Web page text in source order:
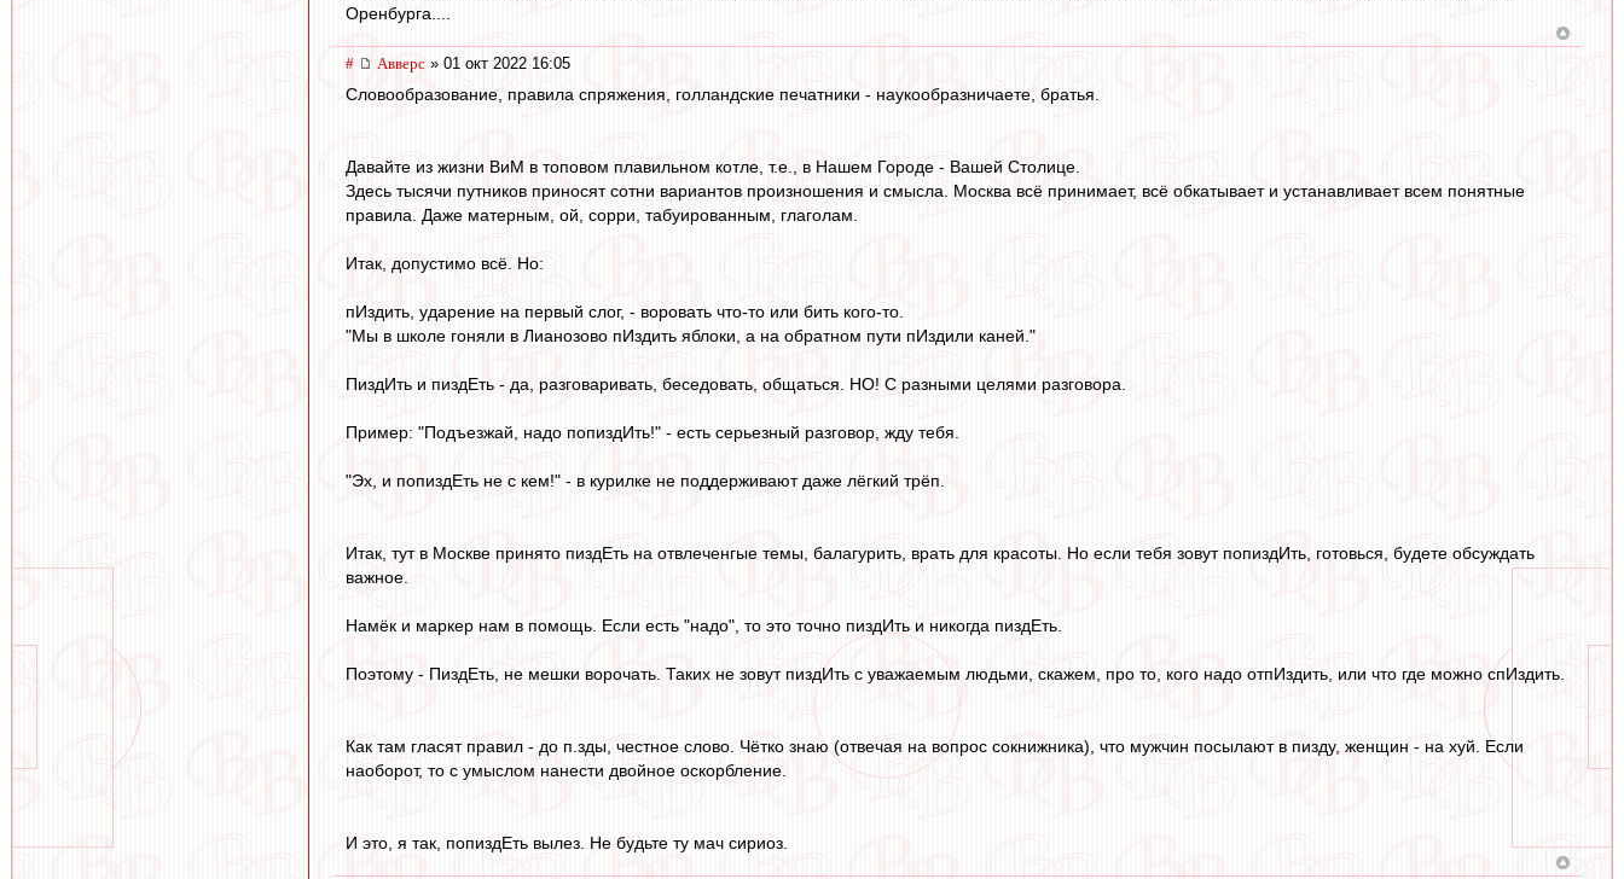
Оренбурга....
# Авверс » 01 окт 2022 16:05
Словообразование, правила спряжения, голландские печатники - наукообразничаете, братья.
Давайте из жизни ВиМ в топовом плавильном котле, т.е., в Нашем Городе - Вашей Столице.
Здесь тысячи путников приносят сотни вариантов произношения и смысла. Москва всё принимает, всё обкатывает и устанавливает всем понятные
правила. Даже матерным, ой, сорри, табуированным, глаголам.
Итак, допустимо всё. Но:
пИздить, ударение на первый слог, - воровать что-то или бить кого-то.
"Мы в школе гоняли в Лианозово пИздить яблоки, а на обратном пути пИздили каней."
ПиздИть и пиздЕть - да, разговаривать, беседовать, общаться. НО! С разными целями разговора.
Пример: "Подъезжай, надо попиздИть!" - есть серьезный разговор, жду тебя.
"Эх, и попиздЕть не с кем!" - в курилке не поддерживают даже лёгкий трёп.
Итак, тут в Москве принято пиздЕть на отвлеченгые темы, балагурить, врать для красоты. Но если тебя зовут попиздИть, готовься, будете обсуждать
важное.
Намёк и маркер нам в помощь. Если есть "надо", то это точно пиздИть и никогда пиздЕть.
Поэтому - ПиздЕть, не мешки ворочать. Таких не зовут пиздИть с уважаемым людьми, скажем, про то, кого надо отпИздить, или что где можно спИздить.
Как там гласят правил - до п.зды, честное слово. Чётко знаю (отвечая на вопрос сокнижника), что мужчин посылают в пизду, женщин - на хуй. Если
наоборот, то с умыслом нанести двойное оскорбление.
И это, я так, попиздЕть вылез. Не будьте ту мач сириоз.